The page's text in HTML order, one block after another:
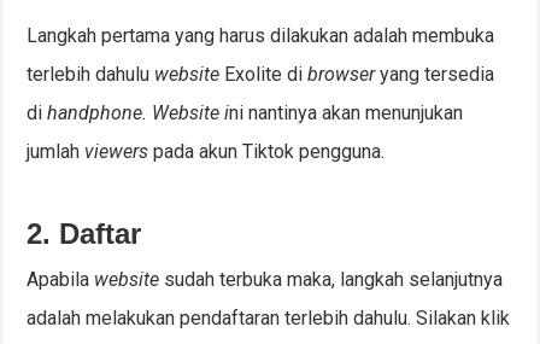
Langkah pertama yang harus dilakukan adalah membuka
terlebih dahulu website Exolite dibrowseryang tersedia
dihandphone. Website ini nantinya akan menunjukan
jumlah viewerspada akun Tiktok pengguna.
2. Daftar
Apabila website sudah terbuka maka, langkah selanjutnya
adalah melakukan pendaftaran terlebih dahulu. Silakan klik